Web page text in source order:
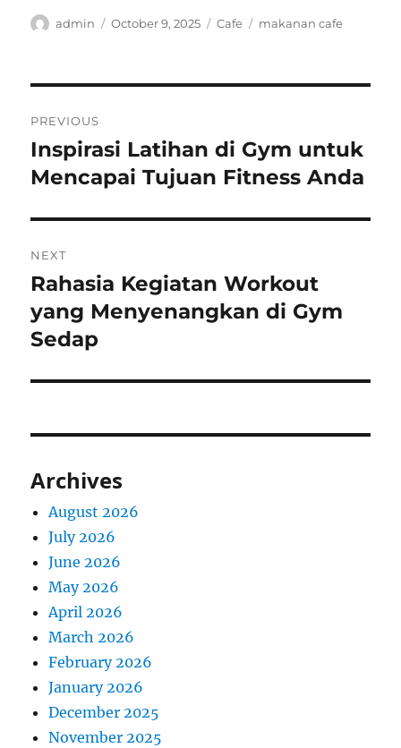
Author
admin
Posted
October 9, 2025 Categories
Cafe Tags
makanan cafe
navigation
PREVIOUS
Previous
post:
Inspirasi Latihan di Gym untuk
Mencapai Tujuan Fitness Anda
NEXT
Next
post:
Rahasia Kegiatan Workout
yang Menyenangkan di Gym
Sedap
Archives
August 2026
July 2026
June 2026
May 2026
April 2026
March 2026
February 2026
January 2026
December 2025
November 2025